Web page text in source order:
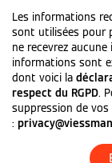
Les informations
sont utilisées pour
ne recevrez
informations sont
dont voici la
respect du RGPD.
suppression de
: